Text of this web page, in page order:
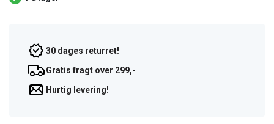
30 dages returret!
Gratis fragt over 299,-
Hurtig levering!